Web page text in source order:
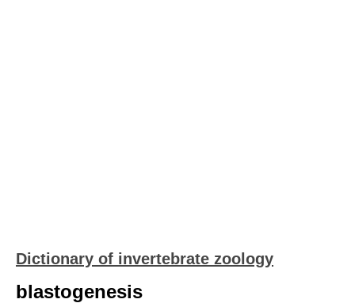
Dictionary of invertebrate zoology
blastogenesis